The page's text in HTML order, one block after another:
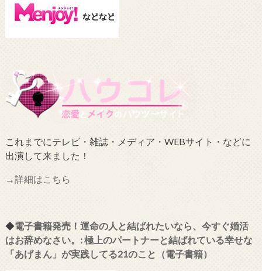
これまでにテレビ・雑誌・メディア・WEBサイト・などに
出演して来ました！
→詳細はこちら
◆電子書籍発売！運命の人と結ばれたいなら、今すぐ婚活
はお辞めなさい。: 極上のパートナーと結ばれている幸せな
「あげまん」が実践してる21のこと（電子書籍）